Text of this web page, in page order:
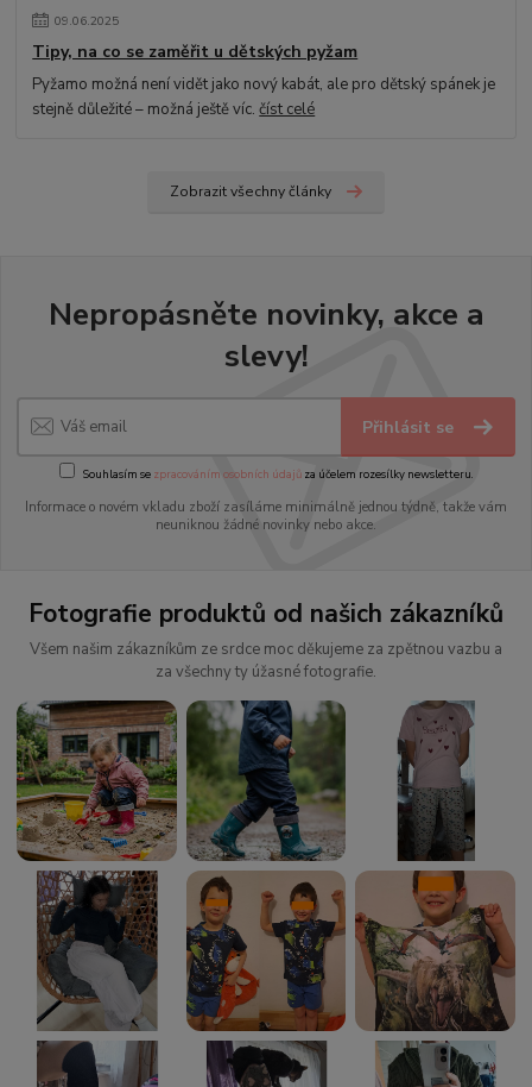
09.06.2025
Tipy, na co se zaměřit u dětských pyžam
Pyžamo možná není vidět jako nový kabát, ale pro dětský spánek je
stejně důležité – možná ještě víc.číst celé
Zobrazit všechny články
Nepropásněte novinky, akce a
slevy!
Přihlásit se
Souhlasím se zpracováním osobních údajůza účelem rozesílky newsletteru.
Informace o novém vkladu zboží zasíláme minimálně jednou týdně, takže vám
neuniknou žádné novinky nebo akce.
Fotografie produktů od našich zákazníků
Všem našim zákazníkům ze srdce moc děkujeme za zpětnou vazbu a
za všechny ty úžasné fotografie.